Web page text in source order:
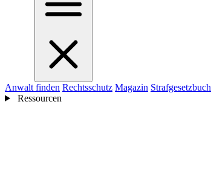
Anwalt finden Rechtsschutz Magazin Strafgesetzbuch
Ressourcen